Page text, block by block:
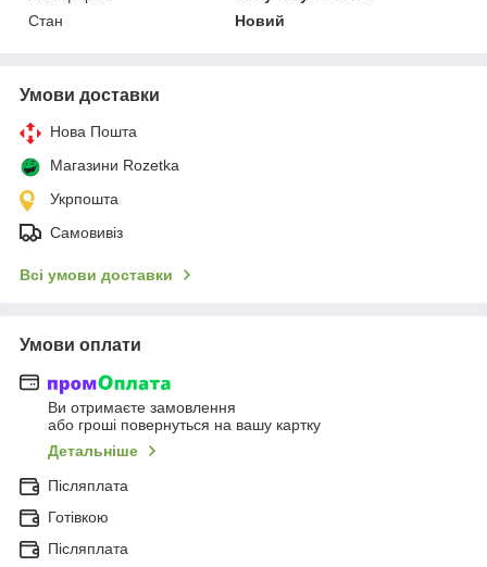
Стан
Новий
Умови доставки
Нова Пошта
Магазини Rozetka
Укрпошта
Самовивіз
Всі умови доставки
Умови оплати
Ви отримаєте замовлення
або гроші повернуться на вашу картку
Детальніше
Післяплата
Готівкою
Післяплата